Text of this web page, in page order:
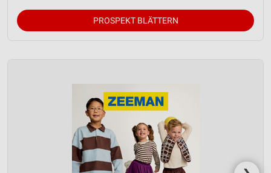
PROSPEKT BLÄTTERN